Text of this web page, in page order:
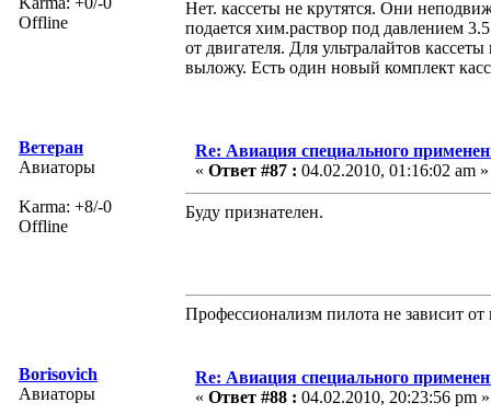
Offline
Нет. кассеты не крутятся. Они
подается хим.раствор под давлением
от двигателя. Для ультралайтов
выложу. Есть один новый комплект
Ветеран
Авиаторы
Karma: +8/-0
Offline
Re: Авиация специального
« Ответ #87 : 04.02.2010, 01:16:02 am »
Буду признателен.
Профессионализм пилота не зависит
Borisovich
Авиаторы
Re: Авиация специального
« Ответ #88 : 04.02.2010, 20:23:56 pm »